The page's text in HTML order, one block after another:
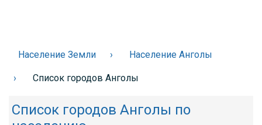
Население Земли Население Анголы
Список городов Анголы
Список городов Анголы по